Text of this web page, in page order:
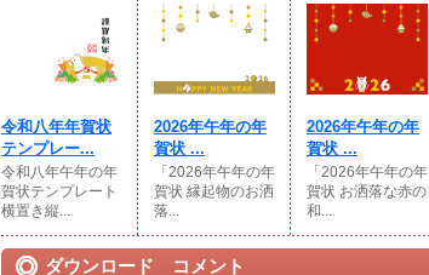
令和八年年賀状
テンプレー...
令和八年午年の年
賀状テンプレート
横置き縦...
2026年午年の年
賀状 ...
「2026年午年の年
賀状 縁起物のお洒
落...
2026年午年の年
賀状 ...
「2026年午年の年
賀状 お洒落な赤の
和...
ダウンロード コメント